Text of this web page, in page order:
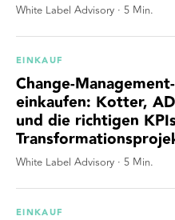
White Label Advisory · 5 Min.
EINKAUF
Change-
einkaufen: Kotter,
und die richtigen
White Label Advisory · 5 Min.
EINKAUF